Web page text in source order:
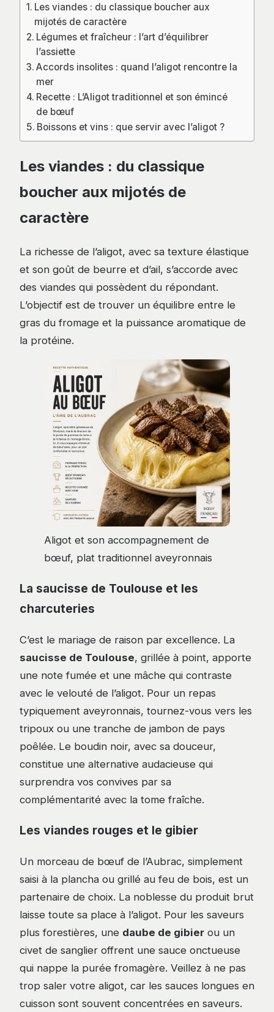
Les viandes : du classique boucher aux
mijotés de caractère
Légumes et fraîcheur : l’art d’équilibrer
l’assiette
Accords insolites : quand l’aligot rencontre la
mer
Recette : L’Aligot traditionnel et son émincé
de bœuf
Boissons et vins : que servir avec l’aligot ?
Les viandes : du classique
boucher aux mijotés de
caractère
La richesse de l’aligot, avec sa texture élastique
et son goût de beurre et d’ail, s’accorde avec
des viandes qui possèdent du répondant.
L’objectif est de trouver un équilibre entre le
gras du fromage et la puissance aromatique de
la protéine.
Aligot et son accompagnement de
bœuf, plat traditionnel aveyronnais
La saucisse de Toulouse et les
charcuteries
C’est le mariage de raison par excellence. La
saucisse de Toulouse, grillée à point, apporte
une note fumée et une mâche qui contraste
avec le velouté de l’aligot. Pour un repas
typiquement aveyronnais, tournez-vous vers les
tripoux ou une tranche de jambon de pays
poêlée. Le boudin noir, avec sa douceur,
constitue une alternative audacieuse qui
surprendra vos convives par sa
complémentarité avec la tome fraîche.
Les viandes rouges et le gibier
Un morceau de bœuf de l’Aubrac, simplement
saisi à la plancha ou grillé au feu de bois, est un
partenaire de choix. La noblesse du produit brut
laisse toute sa place à l’aligot. Pour les saveurs
plus forestières, une daube de gibier ou un
civet de sanglier offrent une sauce onctueuse
qui nappe la purée fromagère. Veillez à ne pas
trop saler votre aligot, car les sauces longues en
cuisson sont souvent concentrées en saveurs.